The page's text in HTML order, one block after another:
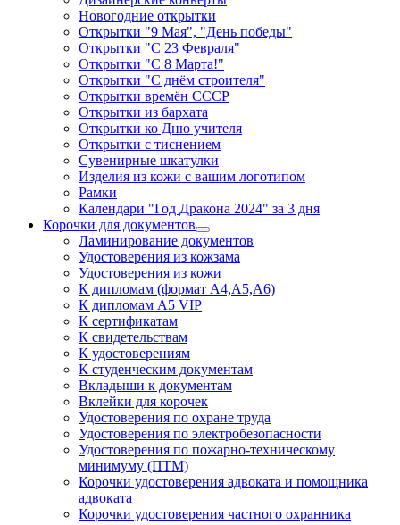
Новогодние открытки
Открытки "9 Мая", "День победы"
Открытки "С 23 Февраля"
Открытки "С 8 Марта!"
Открытки "С днём строителя"
Открытки времён СССР
Открытки из бархата
Открытки ко Дню учителя
Открытки с тиснением
Сувенирные шкатулки
Изделия из кожи с вашим логотипом
Рамки
Календари "Год Дракона 2024" за 3 дня
Корочки для документов
Ламинирование документов
Удостоверения из кожзама
Удостоверения из кожи
К дипломам (формат А4,А5,А6)
К дипломам А5 VIP
К сертификатам
К свидетельствам
К удостоверениям
К студенческим документам
Вкладыши к документам
Вклейки для корочек
Удостоверения по охране труда
Удостоверения по электробезопасности
Удостоверения по пожарно-техническому
минимуму (ПТМ)
Корочки удостоверения адвоката и помощника
адвоката
Корочки удостоверения частного охранника